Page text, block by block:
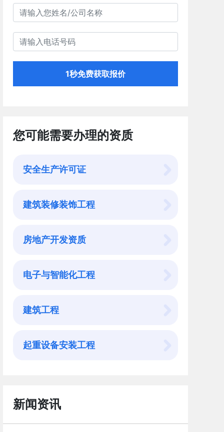
1秒免费获取报价
您可能需要办理的资质
安全生产许可证
建筑装修装饰工程
房地产开发资质
电子与智能化工程
建筑工程
起重设备安装工程
新闻资讯